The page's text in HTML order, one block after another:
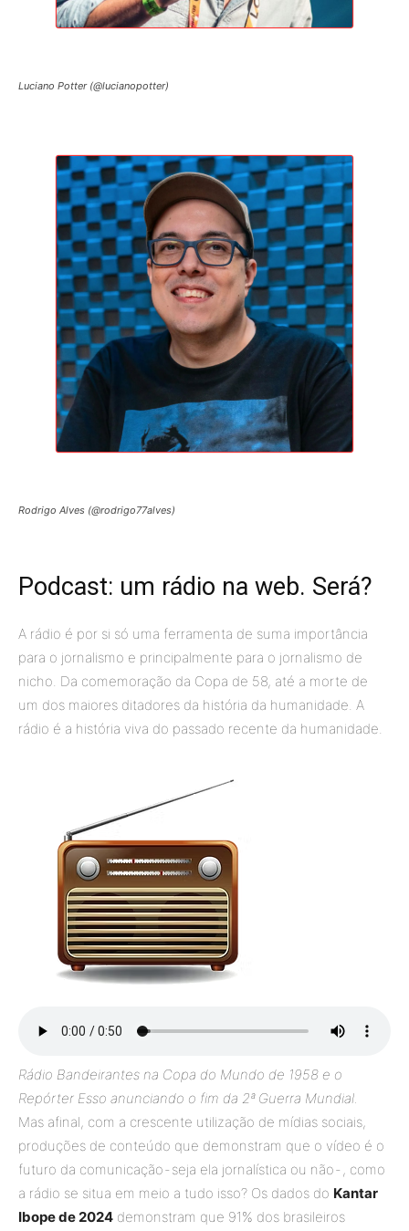
Luciano Potter (@lucianopotter)
Rodrigo Alves (@rodrigo77alves)
Podcast: um rádio na web. Será?
A rádio é por si só uma ferramenta de suma importância
para o jornalismo e principalmente para o jornalismo de
nicho. Da comemoração da Copa de 58, até a morte de
um dos maiores ditadores da história da humanidade. A
rádio é a história viva do passado recente da humanidade.
Rádio Bandeirantes na Copa do Mundo de 1958 e o
Repórter Esso anunciando o fim da 2ª Guerra Mundial.
Mas afinal, com a crescente utilização de mídias sociais,
produções de conteúdo que demonstram que o vídeo é o
futuro da comunicação - seja ela jornalística ou não - , como
a rádio se situa em meio a tudo isso? Os dados do Kantar
Ibope de 2024 demonstram que 91% dos brasileiros